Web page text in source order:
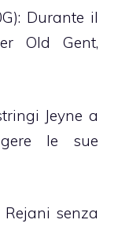
Durante il
Old Gent,
Jeyne a
le sue
Rejani senza